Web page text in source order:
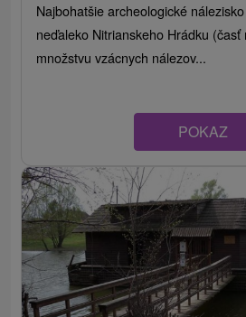
Najbohatšie archeologické
neďaleko Nitrianskeho Hrádku
množstvu vzácnych nálezov...
POKAZ